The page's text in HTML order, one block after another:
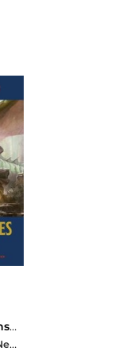
Dungeons & Dragons : Mythes & Memoires : Un Hommage Illustre A La 5e Edition Du Meilleur Jeu De Role Au Monde
Michael Witwer-Kyle Newman-Jon Peterson-Sam Witwer